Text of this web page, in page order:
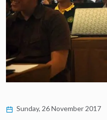
Sunday, 26 November 2017